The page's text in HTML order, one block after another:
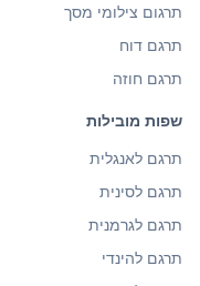
תרגום צילומי מסך
תרגם דוח
תרגם חוזה
שפות מובילות
תרגם לאנגלית
תרגם לסינית
תרגם לגרמנית
תרגם להינדי